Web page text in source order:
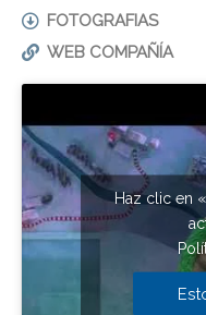
FOTOGRAFIAS
WEB COMPAÑÍA
Haz clic en